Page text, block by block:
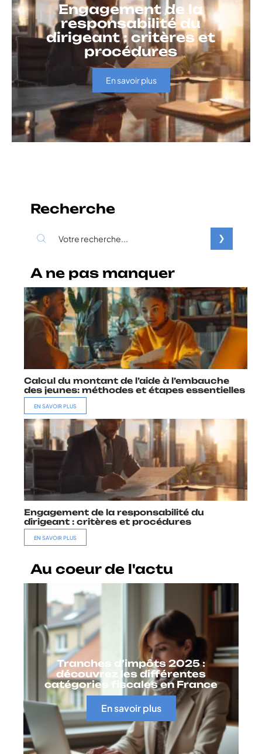
Engagement de la
responsabilité du
dirigeant : critères et
procédures
En savoir plus
Recherche
A ne pas manquer
Calcul du montant de l’aide à l’embauche
des jeunes: méthodes et étapes essentielles
EN SAVOIR PLUS
Engagement de la responsabilité du
dirigeant : critères et procédures
EN SAVOIR PLUS
Au coeur de l'actu
Tranches d’impôts 2025 :
découvrez les différentes
catégories fiscales en France
En savoir plus